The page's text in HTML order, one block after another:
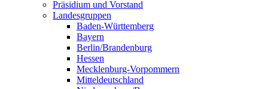
Präsidium und Vorstand
Landesgruppen
Baden-Württemberg
Bayern
Berlin/Brandenburg
Hessen
Mecklenburg-Vorpommern
Mitteldeutschland